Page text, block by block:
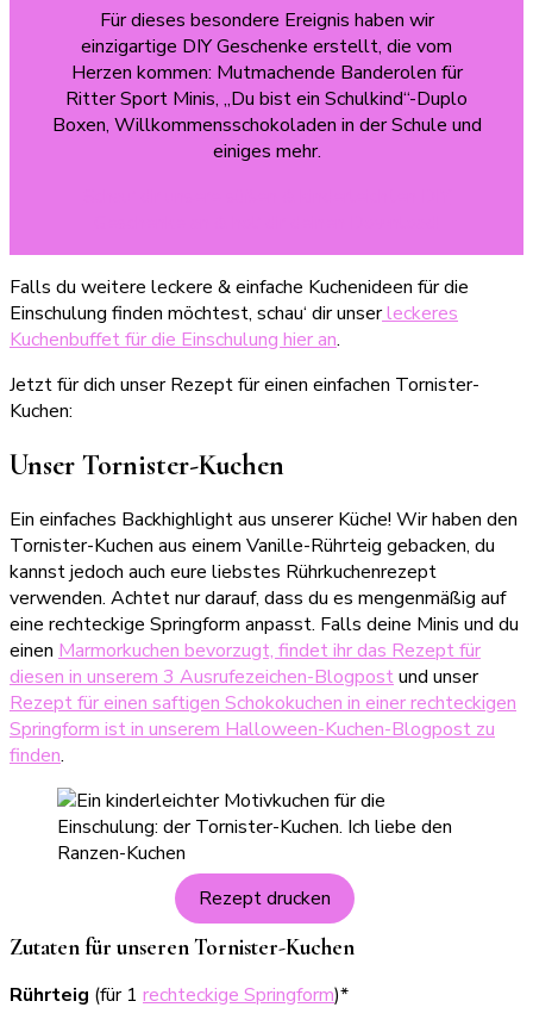
Für dieses besondere Ereignis haben wir
einzigartige DIY Geschenke erstellt, die vom
Herzen kommen: Mutmachende Banderolen für
Ritter Sport Minis, „Du bist ein Schulkind“-Duplo
Boxen, Willkommensschokoladen in der Schule und
einiges mehr.
Falls du weitere leckere & einfache Kuchenideen für die
Einschulung finden möchtest, schau‘ dir unserleckeres
Kuchenbuffet für die Einschulung hier an.
Jetzt für dich unser Rezept für einen einfachen Tornister-
Kuchen:
Unser Tornister-Kuchen
Ein einfaches Backhighlight aus unserer Küche! Wir haben den
Tornister-Kuchen aus einem Vanille-Rührteig gebacken, du
kannst jedoch auch eure liebstes Rührkuchenrezept
verwenden. Achtet nur darauf, dass du es mengenmäßig auf
eine rechteckige Springform anpasst. Falls deine Minis und du
einen Marmorkuchen bevorzugt, findet ihr das Rezept für
diesen in unserem 3 Ausrufezeichen-Blogpostund unser
Rezept für einen saftigen Schokokuchen in einer rechteckigen
Springform ist in unserem Halloween-Kuchen-Blogpost zu
finden.
Rezept drucken
Zutaten für unseren Tornister-Kuchen
Rührteig (für 1 rechteckige Springform)*